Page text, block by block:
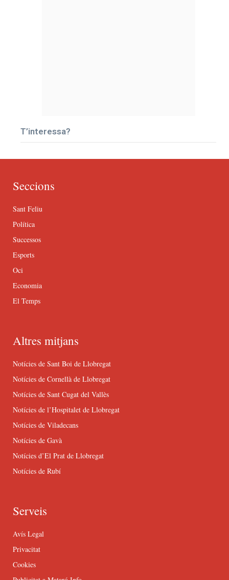
T’interessa?
Seccions
Sant Feliu
Política
Successos
Esports
Oci
Economia
El Temps
Altres mitjans
Notícies de Sant Boi de Llobregat
Notícies de Cornellà de Llobregat
Notícies de Sant Cugat del Vallès
Notícies de l’Hospitalet de Llobregat
Notícies de Viladecans
Notícies de Gavà
Notícies d’El Prat de Llobregat
Notícies de Rubí
Serveis
Avís Legal
Privacitat
Cookies